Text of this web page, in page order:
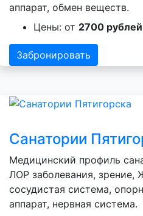
аппарат, обмен веществ.
Цены: от 2700 рублей
Забронировать
Санатории
Медицинский профиль
ЛОР заболевания, зрение,
сосудистая система,
аппарат, нервная система.